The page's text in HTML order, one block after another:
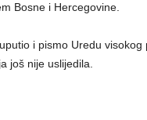
Bosne i Hercegovine.
i pismo Uredu
još nije uslijedila.